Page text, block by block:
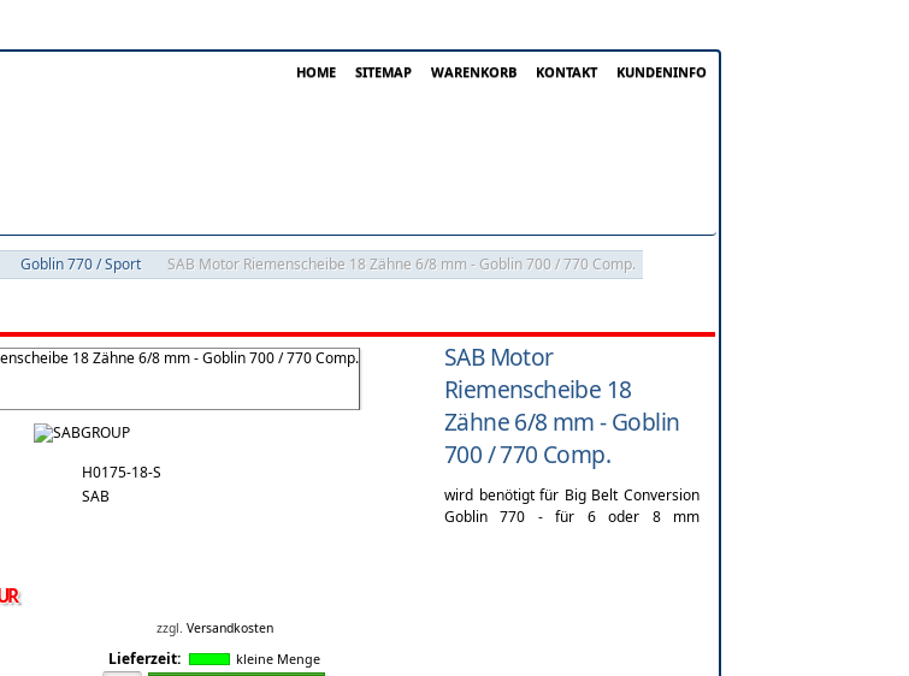
HOME SITEMAP WARENKORB KONTAKT KUNDENINFO
Goblin 770 / Sport
SAB Motor Riemenscheibe 18 Zähne 6/8 mm - Goblin 700 / 770 Comp.
H0175-18-S
SAB
SAB Motor
Riemenscheibe 18
Zähne 6/8 mm - Goblin
700 / 770 Comp.
wird benötigt für Big Belt Conversion
Goblin 770 - für 6 oder 8 mm
zzgl. Versandkosten
Lieferzeit: kleine Menge